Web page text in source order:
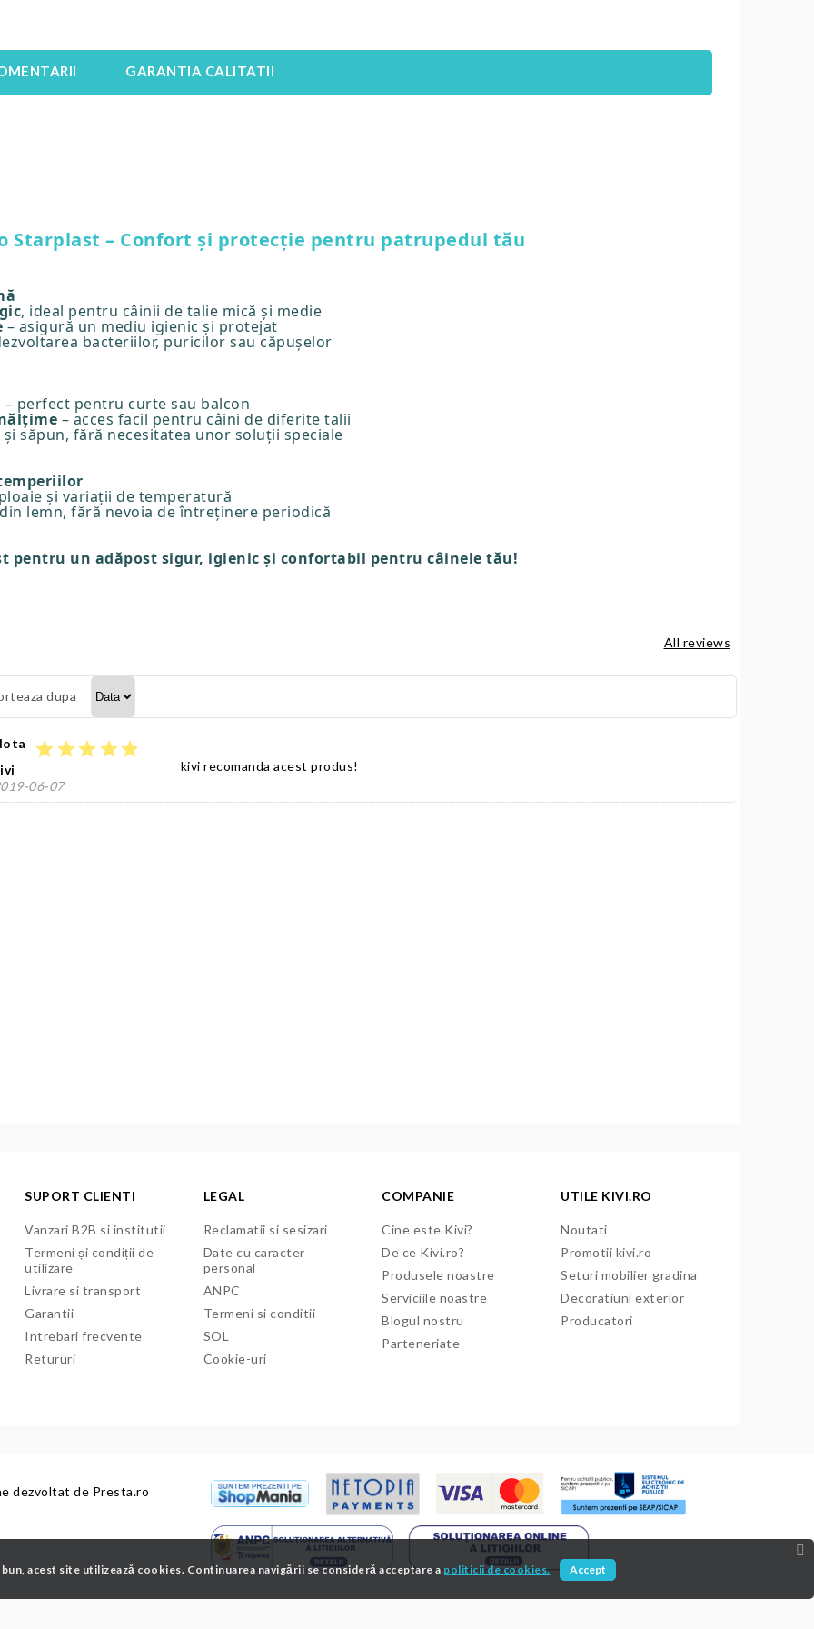
GARANTIA CALITATII
Starplast – Confort și protecție pentru patrupedul tău
, ideal pentru câinii de talie mică și medie
– asigură un mediu igienic și protejat
bacteriilor, puricilor sau căpușelor
– perfect pentru curte sau balcon
– acces facil pentru câini de diferite talii
și săpun, fără necesitatea unor soluții speciale
și variații de temperatură
lemn, fără nevoia de întreținere periodică
pentru un adăpost sigur, igienic și confortabil pentru câinele tău!
All reviews
dupa
starstarstarstarstar
06-07
kivi recomanda acest produs!
SUPORT CLIENTI
Vanzari B2B si institutii
Termeni și condiții de
utilizare
Livrare si transport
Garantii
Intrebari frecvente
Retururi
LEGAL
Reclamatii si sesizari
Date cu caracter
personal
ANPC
Termeni si conditii
SOL
Cookie-uri
COMPANIE
Cine este Kivi?
De ce Kivi.ro?
Produsele noastre
Serviciile noastre
Blogul nostru
Parteneriate
UTILE KIVI.RO
Noutati
Promotii kivi.ro
Seturi mobilier gradina
Decoratiuni exterior
Producatori
dezvoltat de Presta.ro
acest site utilizează cookies. Continuarea navigării se consideră acceptare a politicii de cookies. Accept